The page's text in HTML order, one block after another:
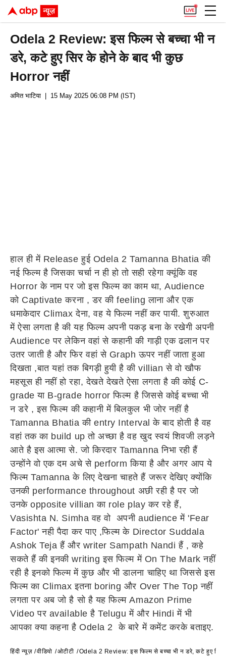
Odela 2 Review: इस फिल्म से बच्चा भी न
डरे, कटे हुए सिर के होने के बाद भी कुछ
Horror नहीं
अमित भाटिया | 15 May 2025 06:08 PM (IST)
हाल ही में Release हुई Odela 2 Tamanna Bhatia की
नई फिल्म है जिसका चर्चा न ही हो तो सही रहेगा क्यूंकि वह
Horror के नाम पर जो इस फिल्म का काम था, Audience
को Captivate करना , डर की feeling लाना और एक
धमाकेदार Climax देना, वह ये फिल्म नहीं कर पायी. शुरुआत
में ऐसा लगता है की यह फिल्म अपनी पकड़ बना के रखेगी अपनी
Audience पर लेकिन वहां से कहानी की गाड़ी एक ढलान पर
उतर जाती है और फिर वहां से Graph ऊपर नहीं जाता हुआ
दिखता ,बात यहां तक बिगड़ी हुयी है की villian से वो खौफ
महसूस ही नहीं हो रहा, देखते देखते ऐसा लगता है की कोई C-
grade या B-grade horror फिल्म है जिससे कोई बच्चा भी
न डरे , इस फिल्म की कहानी में बिलकुल भी जोर नहीं है
Tamanna Bhatia की entry Interval के बाद होती है वह
वहां तक का build up तो अच्छा है वह खुद स्वयं शिवजी लड़ने
आते है इस आत्मा से. जो किरदार Tamanna निभा रही हैं
उन्होंने वो एक दम अचे से perform किया है और अगर आप ये
फिल्म Tamanna के लिए देखना चाहते हैं जरूर देखिए क्योंकि
उनकी performance throughout अछी रही है पर जो
उनके opposite villian का role play कर रहे हैं,
Vasishta N. Simha वह वो अपनी audience में 'Fear
Factor' नही पैदा कर पाए ,फिल्म के Director Suddala
Ashok Teja हैं और writer Sampath Nandi हैं , कहे
सकते हैं की इनकी writing इस फिल्म में On The Mark नहीं
रही है इनको फिल्म में कुछ और भी डालना चाहिए था जिससे इस
फिल्म का Climax इतना boring और Over The Top नहीं
लगता पर अब जो है सो है यह फिल्म Amazon Prime
Video पर available है Telugu में और Hindi में भी
आपका क्या कहना है Odela 2 के बारे में कमेंट करके बताइए.
हिंदी न्यूज़ वीडियो ओटीटी Odela 2 Review: इस फिल्म से बच्चा भी न डरे, कटे हुए सिर